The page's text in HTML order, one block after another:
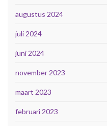
augustus 2024
juli 2024
juni 2024
november 2023
maart 2023
februari 2023